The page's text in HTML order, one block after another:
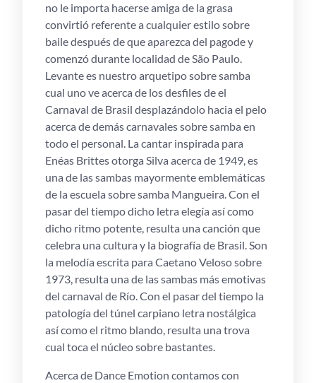
no le importa hacerse amiga de la grasa
convirtió referente a cualquier estilo sobre
baile después de que aparezca del pagode y
comenzó durante localidad de São Paulo.
Levante es nuestro arquetipo sobre samba
cual uno ve acerca de los desfiles de el
Carnaval de Brasil desplazándolo hacia el pelo
acerca de demás carnavales sobre samba en
todo el personal. La cantar inspirada para
Enéas Brittes otorga Silva acerca de 1949, es
una de las sambas mayormente emblemáticas
de la escuela sobre samba Mangueira. Con el
pasar del tiempo dicho letra elegía así­ como
dicho ritmo potente, resulta una canción que
celebra una cultura y la biografía de Brasil. Son
la melodía escrita para Caetano Veloso sobre
1973, resulta una de las sambas más emotivas
del carnaval de Río. Con el pasar del tiempo la
patologí­a del túnel carpiano letra nostálgica
así­ como el ritmo blando, resulta una trova
cual toca el núcleo sobre bastantes.
Acerca de Dance Emotion contamos con